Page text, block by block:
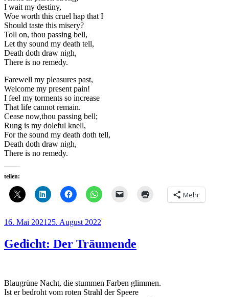
I wait my destiny,
Woe worth this cruel hap that I
Should taste this misery?
Toll on, thou passing bell,
Let thy sound my death tell,
Death doth draw nigh,
There is no remedy.
Farewell my pleasures past,
Welcome my present pain!
I feel my torments so increase
That life cannot remain.
Cease now,thou passing bell;
Rung is my doleful knell,
For the sound my death doth tell,
Death doth draw nigh,
There is no remedy.
teilen:
Mehr
Veröffentlicht
16. Mai 2021 25. August 2022
Gedicht: Der Träumende
Blaugrüne Nacht, die stummen Farben glimmen.
Ist er bedroht vom roten Strahl der Speere